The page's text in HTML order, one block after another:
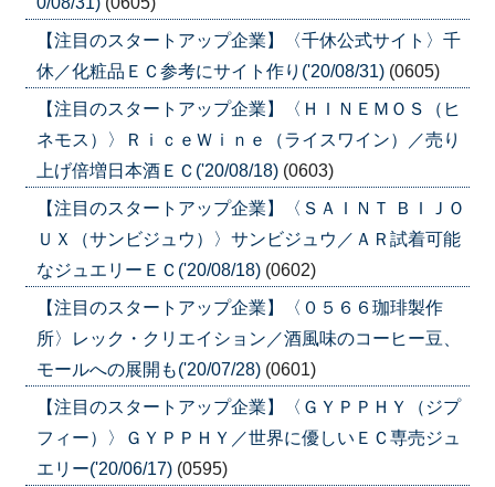
【注目のスタートアップ企業】〈千休公式サイト〉千
休／化粧品ＥＣ参考にサイト作り('20/08/31) (0605)
【注目のスタートアップ企業】〈ＨＩＮＥＭＯＳ（ヒ
ネモス）〉ＲｉｃｅＷｉｎｅ（ライスワイン）／売り
上げ倍増日本酒ＥＣ('20/08/18) (0603)
【注目のスタートアップ企業】〈ＳＡＩＮＴ ＢＩＪＯ
ＵＸ（サンビジュウ）〉サンビジュウ／ＡＲ試着可能
なジュエリーＥＣ('20/08/18) (0602)
【注目のスタートアップ企業】〈０５６６珈琲製作
所〉レック・クリエイション／酒風味のコーヒー豆、
モールへの展開も('20/07/28) (0601)
【注目のスタートアップ企業】〈ＧＹＰＰＨＹ（ジプ
フィー）〉ＧＹＰＰＨＹ／世界に優しいＥＣ専売ジュ
エリー('20/06/17) (0595)